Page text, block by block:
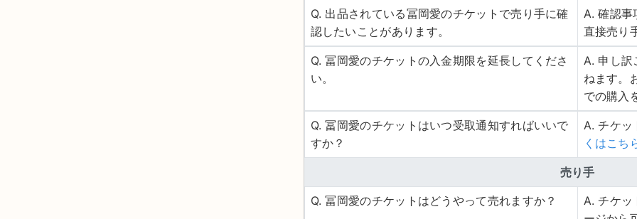
Q. 出品されている冨岡愛のチケットで売り手に確
認したいことがあります。
A. 確認事
直接売り
Q. 冨岡愛のチケットの入金期限を延長してくださ
い。
A. 申し訳
ねます。
での購入
Q. 冨岡愛のチケットはいつ受取通知すればいいで
すか？
A. チケッ
くはこち
売り手
Q. 冨岡愛のチケットはどうやって売れますか？
A. チケッ